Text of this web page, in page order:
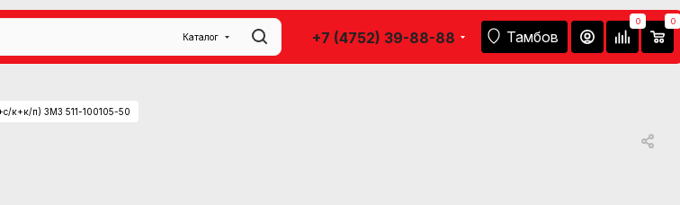
Каталог +7 (4752) 39-88-88 Тамбов
0 0
к+к/п) ЗМЗ 511-100105-50